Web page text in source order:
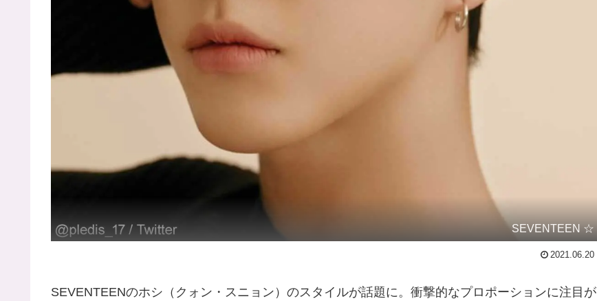
SEVENTEEN ☆
2021.06.20
SEVENTEENのホシ（クォン・スニョン）のスタイルが話題に。衝撃的なプロポーションに注目が